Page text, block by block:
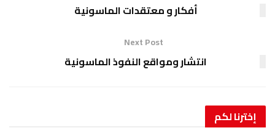
أفكار و معتقدات الماسونية
Next Post
انتشار ومواقع النفوذ الماسونية
إخترنالكم